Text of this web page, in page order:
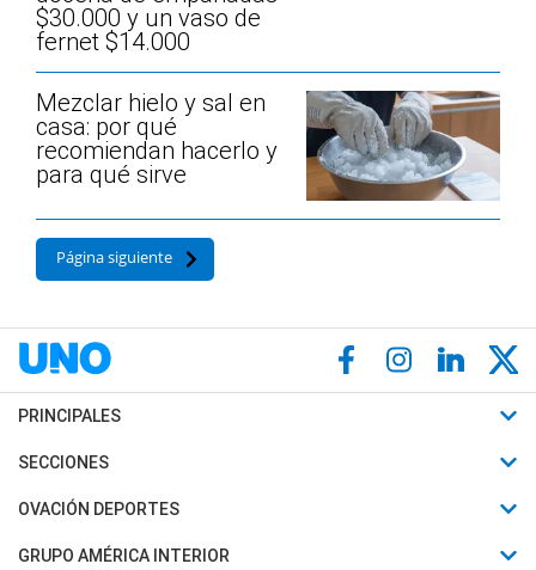
$30.000 y un vaso de
fernet $14.000
Mezclar hielo y sal en
casa: por qué
recomiendan hacerlo y
para qué sirve
Página siguiente
PRINCIPALES
Últimas Noticias
Política
SECCIONES
Horóscopo
Motores
OVACIÓN DEPORTES
Fútbol
GRUPO AMÉRICA INTERIOR